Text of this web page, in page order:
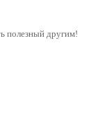
полезный другим!